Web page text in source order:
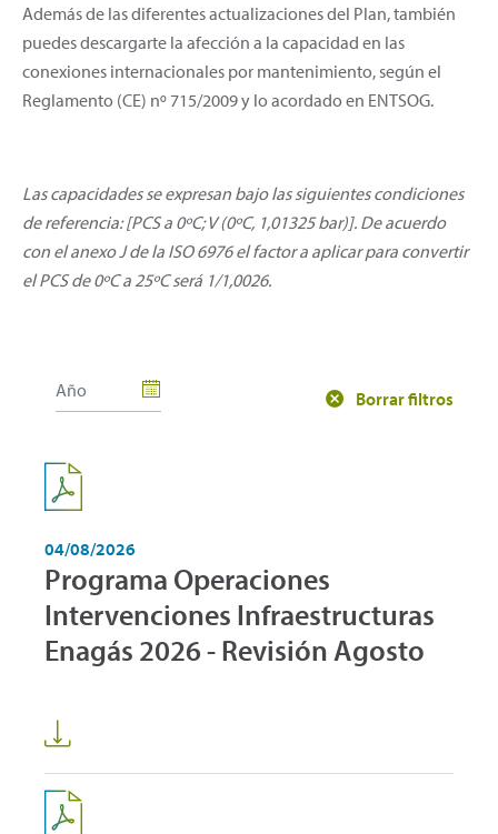
Además de las diferentes actualizaciones del Plan, también
puedes descargarte la afección a la capacidad en las
conexiones internacionales por mantenimiento, según el
Reglamento (CE) nº 715/2009 y lo acordado en ENTSOG.
Las capacidades se expresan bajo las siguientes condiciones
de referencia: [PCS a 0ºC; V (0ºC, 1,01325 bar)]. De acuerdo
con el anexo J de la ISO 6976 el factor a aplicar para convertir
el PCS de 0ºC a 25ºC será 1/1,0026.
Borrar filtros
04/08/2026
Programa Operaciones
Intervenciones Infraestructuras
Enagás 2026 - Revisión Agosto